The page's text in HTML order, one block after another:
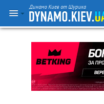
Динамо Киев от Шурика